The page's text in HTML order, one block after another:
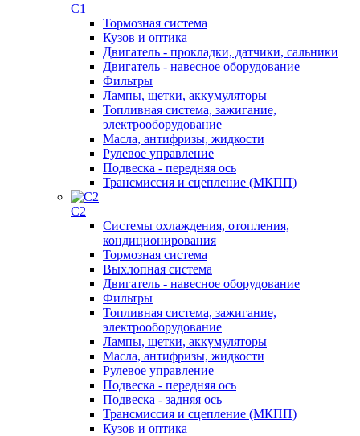
C1
Тормозная система
Кузов и оптика
Двигатель - прокладки, датчики, сальники
Двигатель - навесное оборудование
Фильтры
Лампы, щетки, аккумуляторы
Топливная система, зажигание,
электрооборудование
Масла, антифризы, жидкости
Рулевое управление
Подвеска - передняя ось
Трансмиссия и сцепление (МКПП)
C2
Системы охлаждения, отопления,
кондиционирования
Тормозная система
Выхлопная система
Двигатель - навесное оборудование
Фильтры
Топливная система, зажигание,
электрооборудование
Лампы, щетки, аккумуляторы
Масла, антифризы, жидкости
Рулевое управление
Подвеска - передняя ось
Подвеска - задняя ось
Трансмиссия и сцепление (МКПП)
Кузов и оптика